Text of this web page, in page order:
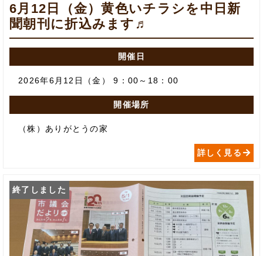
6月12日（金）黄色いチラシを中日新
聞朝刊に折込みます♬
開催日
2026年6月12日（金） 9：00～18：00
開催場所
（株）ありがとうの家
詳しく見る
終了しました